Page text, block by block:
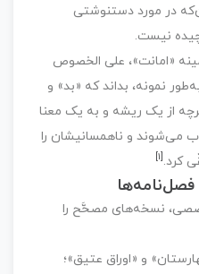
در مورد دستنوشتی
نیست.
«امانت»، علی الخصوص
نمونه، بداند که «بد» و
از یک ریشه و به یک معنا
می‌شوند و ناهمسانیشان را
کرد. ‏[۱]‎
نسخه‌های مصحَّح را
و «اوراق عتیق»؛